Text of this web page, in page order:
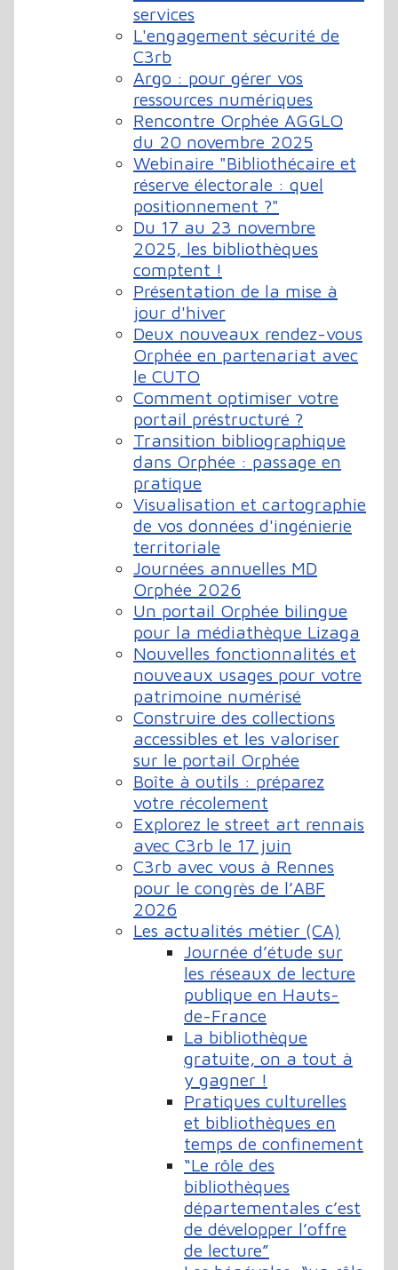
services
L'engagement sécurité de
C3rb
Argo : pour gérer vos
ressources numériques
Rencontre Orphée AGGLO
du 20 novembre 2025
Webinaire "Bibliothécaire et
réserve électorale : quel
positionnement ?"
Du 17 au 23 novembre
2025, les bibliothèques
comptent !
Présentation de la mise à
jour d'hiver
Deux nouveaux rendez-vous
Orphée en partenariat avec
le CUTO
Comment optimiser votre
portail préstructuré ?
Transition bibliographique
dans Orphée : passage en
pratique
Visualisation et cartographie
de vos données d'ingénierie
territoriale
Journées annuelles MD
Orphée 2026
Un portail Orphée bilingue
pour la médiathèque Lizaga
Nouvelles fonctionnalités et
nouveaux usages pour votre
patrimoine numérisé
Construire des collections
accessibles et les valoriser
sur le portail Orphée
Boîte à outils : préparez
votre récolement
Explorez le street art rennais
avec C3rb le 17 juin
C3rb avec vous à Rennes
pour le congrès de l’ABF
2026
Les actualités métier (CA)
Journée d’étude sur
les réseaux de lecture
publique en Hauts-
de-France
La bibliothèque
gratuite, on a tout à
y gagner !
Pratiques culturelles
et bibliothèques en
temps de confinement
“Le rôle des
bibliothèques
départementales c’est
de développer l’offre
de lecture”